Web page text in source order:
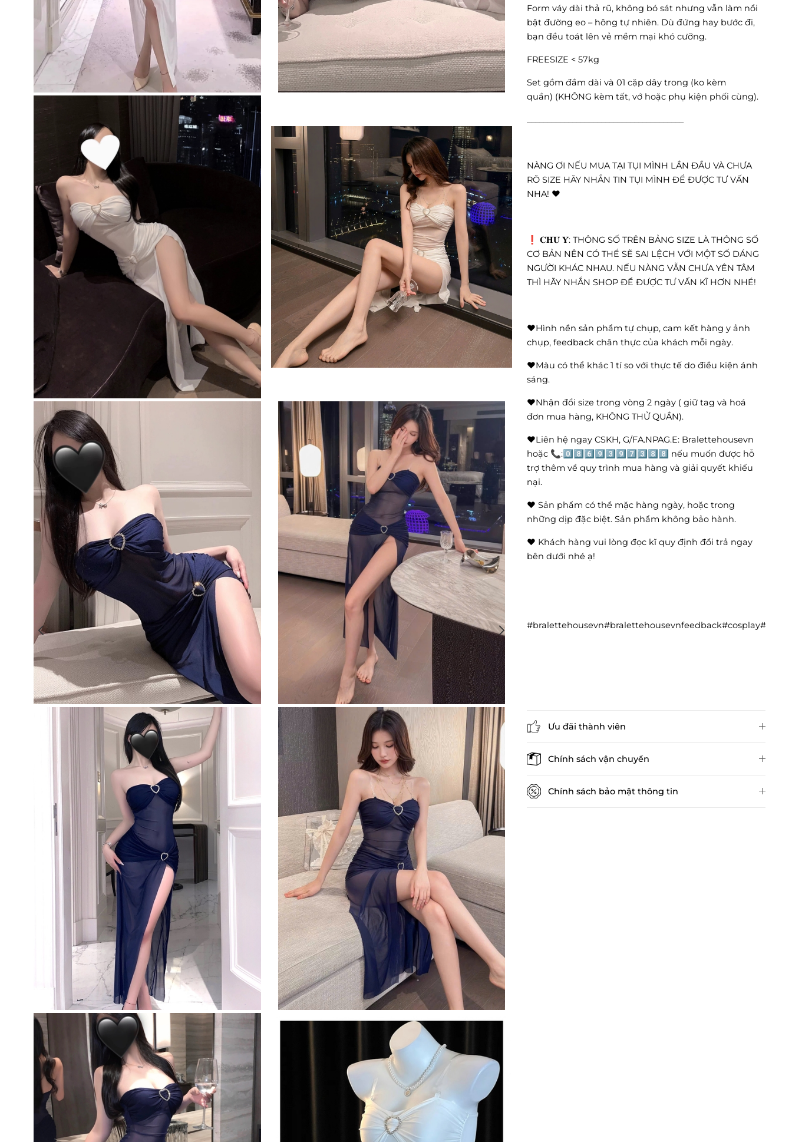
Form váy dài thả rũ, không bó sát nhưng vẫn làm nổi
bật đường eo – hông tự nhiên. Dù đứng hay bước đi,
bạn đều toát lên vẻ mềm mại khó cưỡng.
FREESIZE < 57kg
Set gồm đầm dài và 01 cặp dây trong (ko kèm
quần) (KHÔNG kèm tất, vớ hoặc phụ kiện phối cùng).
NÀNG ƠI NẾU MUA TẠI TỤI MÌNH LẦN ĐẦU VÀ CHƯA
RÕ SIZE HÃY NHẮN TIN TỤI MÌNH ĐỂ ĐƯỢC TƯ VẤN
NHA! ❤️
❗️ 𝐂𝐇𝐔́ 𝐘́: THÔNG SỐ TRÊN BẢNG SIZE LÀ THÔNG SỐ
CƠ BẢN NÊN CÓ THỂ SẼ SAI LỆCH VỚI MỘT SỐ DÁNG
NGƯỜI KHÁC NHAU. NẾU NÀNG VẪN CHƯA YÊN TÂM
THÌ HÃY NHẮN SHOP ĐỂ ĐƯỢC TƯ VẤN KĨ HƠN NHÉ!
❤️Hình nền sản phẩm tự chụp, cam kết hàng y ảnh
chụp, feedback chân thực của khách mỗi ngày.
❤️Màu có thể khác 1 tí so với thực tế do điều kiện ánh
sáng.
❤️Nhận đổi size trong vòng 2 ngày ( giữ tag và hoá
đơn mua hàng, KHÔNG THỬ QUẦN).
❤️Liên hệ ngay CSKH, G/FA.NPAG.E: Bralettehousevn
hoặc 📞:0️⃣8️⃣6️⃣9️⃣3️⃣9️⃣7️⃣3️⃣8️⃣8️⃣ nếu muốn được hỗ
trợ thêm về quy trình mua hàng và giải quyết khiếu
nại.
❤️ Sản phẩm có thể mặc hàng ngày, hoặc trong
những dịp đặc biệt. Sản phẩm không bảo hành.
❤️ Khách hàng vui lòng đọc kĩ quy định đổi trả ngay
bên dưới nhé ạ!
Ưu đãi thành viên
Chính sách vận chuyển
Chính sách bảo mật thông tin